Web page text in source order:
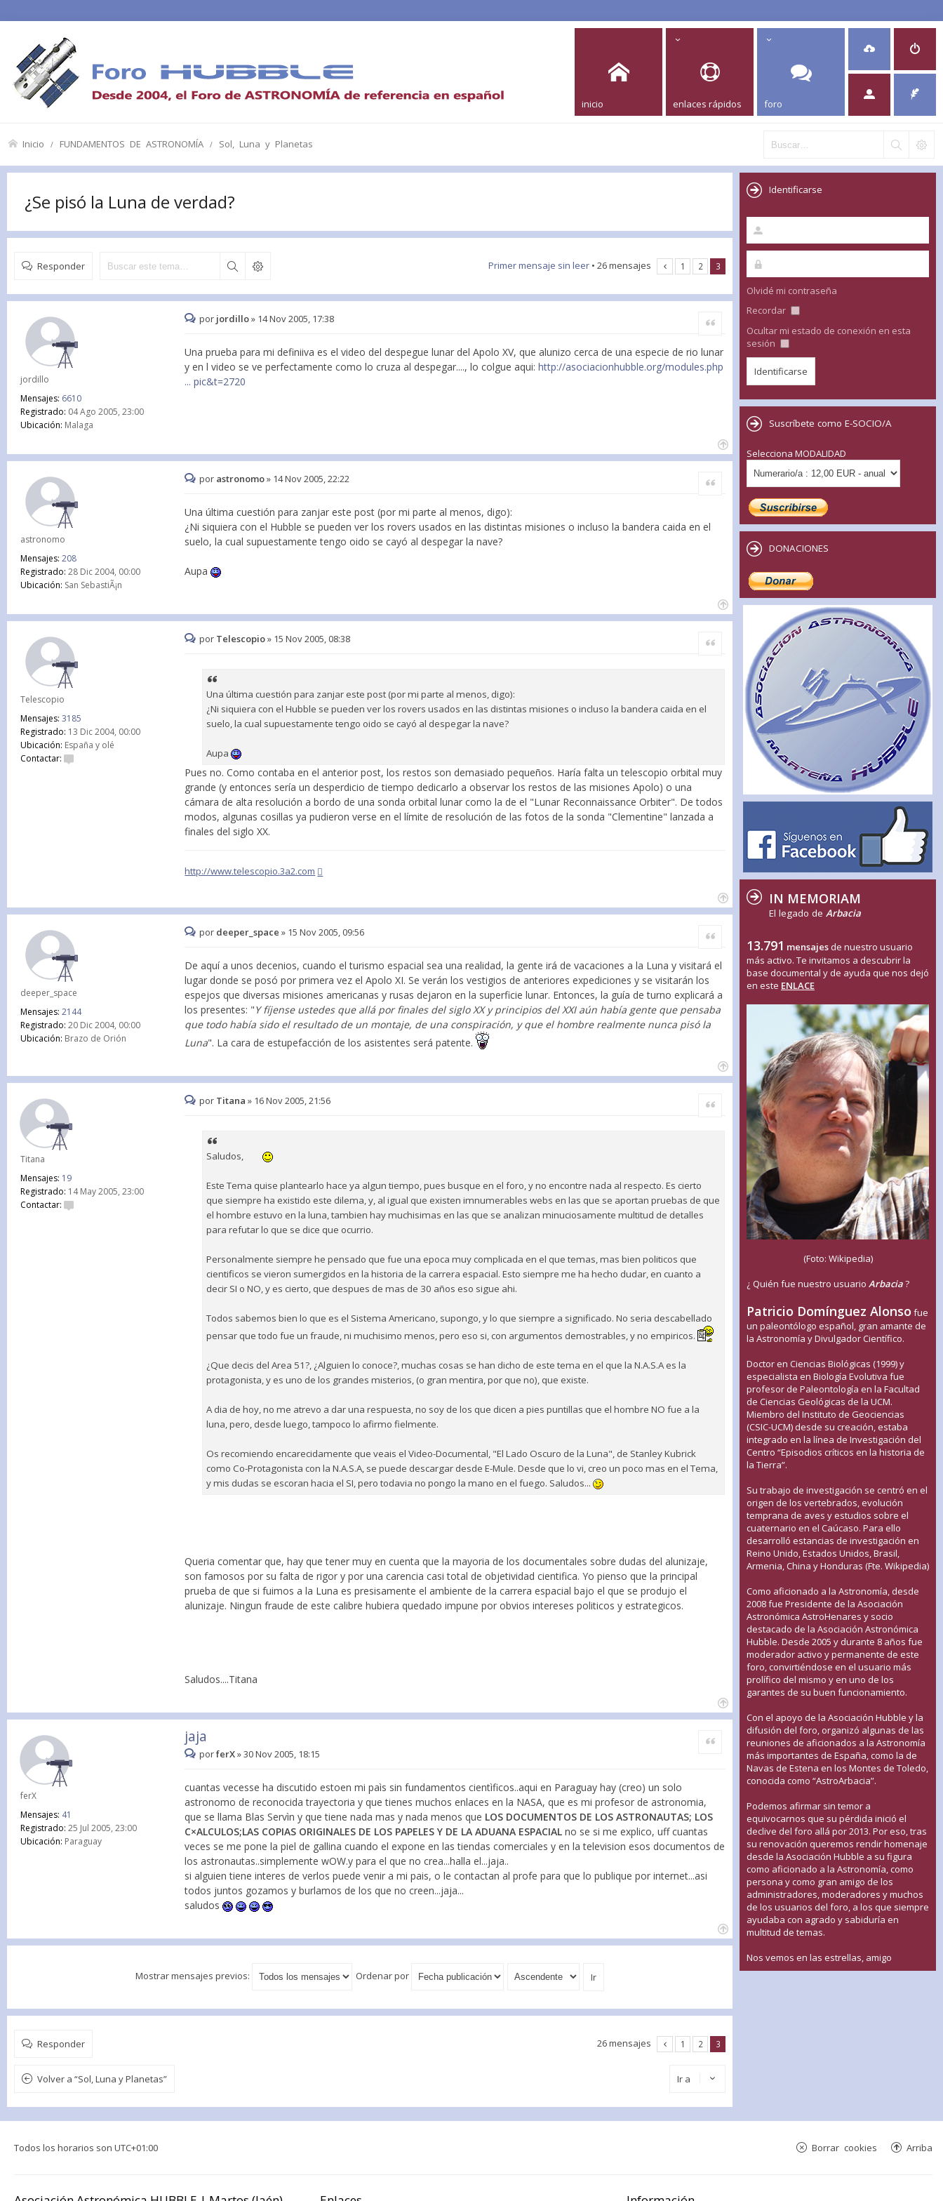
inicio enlaces rápidos foro
Inicio FUNDAMENTOS DE ASTRONOMÍA Sol, Luna y Planetas
¿Se pisó la Luna de verdad?
Responder Primer mensaje sin leer • 26 mensajes 1 2 3
jordillo
Mensajes: 6610
Registrado: 04 Ago 2005, 23:00
Ubicación: Malaga
Citar
por jordillo» 14 Nov 2005, 17:38
Una prueba para mi definiiva es el video del despegue lunar del Apolo XV, que alunizo cerca de una especie de rio lunar
y en l video se ve perfectamente como lo cruza al despegar...., lo colgue aqui:http://asociacionhubble.org/modules.php
... pic&t=2720
astronomo
Mensajes: 208
Registrado: 28 Dic 2004, 00:00
Ubicación: San SebastiÃ¡n
Citar
por astronomo» 14 Nov 2005, 22:22
Una última cuestión para zanjar este post (por mi parte al menos, digo):
¿Ni siquiera con el Hubble se pueden ver los rovers usados en las distintas misiones o incluso la bandera caida en el
suelo, la cual supuestamente tengo oido se cayó al despegar la nave?
Aupa
Telescopio
Mensajes: 3185
Registrado: 13 Dic 2004, 00:00
Ubicación: España y olé
Contactar:
Citar
por Telescopio» 15 Nov 2005, 08:38
Una última cuestión para zanjar este post (por mi parte al menos, digo):
¿Ni siquiera con el Hubble se pueden ver los rovers usados en las distintas misiones o incluso la bandera caida en el
suelo, la cual supuestamente tengo oido se cayó al despegar la nave?
Aupa
Pues no. Como contaba en el anterior post, los restos son demasiado pequeños. Haría falta un telescopio orbital muy
grande (y entonces sería un desperdicio de tiempo dedicarlo a observar los restos de las misiones Apolo) o una
cámara de alta resolución a bordo de una sonda orbital lunar como la de el "Lunar Reconnaissance Orbiter". De todos
modos, algunas cosillas ya pudieron verse en el límite de resolución de las fotos de la sonda "Clementine" lanzada a
finales del siglo XX.
http://www.telescopio.3a2.com
deeper_space
Mensajes: 2144
Registrado: 20 Dic 2004, 00:00
Ubicación: Brazo de Orión
Citar
por deeper_space » 15 Nov 2005, 09:56
De aquí a unos decenios, cuando el turismo espacial sea una realidad, la gente irá de vacaciones a la Luna y visitará el
lugar donde se posó por primera vez el Apolo XI. Se verán los vestigios de anteriores expediciones y se visitarán los
espejos que diversas misiones americanas y rusas dejaron en la superficie lunar. Entonces, la guía de turno explicará a
los presentes: "Y fíjense ustedes que allá por finales del siglo XX y principios del XXI aún había gente que pensaba
que todo había sido el resultado de un montaje, de una conspiración, y que el hombre realmente nunca pisó la
Luna". La cara de estupefacción de los asistentes será patente.
Titana
Mensajes: 19
Registrado: 14 May 2005, 23:00
Contactar:
Citar
por Titana » 16 Nov 2005, 21:56
Saludos,
Este Tema quise plantearlo hace ya algun tiempo, pues busque en el foro, y no encontre nada al respecto. Es cierto
que siempre ha existido este dilema, y, al igual que existen imnumerables webs en las que se aportan pruebas de que
el hombre estuvo en la luna, tambien hay muchisimas en las que se analizan minuciosamente multitud de detalles
para refutar lo que se dice que ocurrio.
Personalmente siempre he pensado que fue una epoca muy complicada en el que temas, mas bien politicos que
cientificos se vieron sumergidos en la historia de la carrera espacial. Esto siempre me ha hecho dudar, en cuanto a
decir SI o NO, y es cierto, que despues de mas de 30 años eso sigue ahi.
Todos sabemos bien lo que es el Sistema Americano, supongo, y lo que siempre a significado. No seria descabellado
pensar que todo fue un fraude, ni muchisimo menos, pero eso si, con argumentos demostrables, y no empiricos.
¿Que decis del Area 51?, ¿Alguien lo conoce?, muchas cosas se han dicho de este tema en el que la N.A.S.A es la
protagonista, y es uno de los grandes misterios, (o gran mentira, por que no), que existe.
A dia de hoy, no me atrevo a dar una respuesta, no soy de los que dicen a pies puntillas que el hombre NO fue a la
luna, pero, desde luego, tampoco lo afirmo fielmente.
Os recomiendo encarecidamente que veais el Video-Documental, "El Lado Oscuro de la Luna", de Stanley Kubrick
como Co-Protagonista con la N.A.S.A, se puede descargar desde E-Mule. Desde que lo vi, creo un poco mas en el Tema,
y mis dudas se escoran hacia el SI, pero todavia no pongo la mano en el fuego. Saludos...
Queria comentar que, hay que tener muy en cuenta que la mayoria de los documentales sobre dudas del alunizaje,
son famosos por su falta de rigor y por una carencia casi total de objetividad cientifica. Yo pienso que la principal
prueba de que si fuimos a la Luna es presisamente el ambiente de la carrera espacial bajo el que se produjo el
alunizaje. Ningun fraude de este calibre hubiera quedado impune por obvios intereses politicos y estrategicos.
Saludos....Titana
ferX
Mensajes: 41
Registrado: 25 Jul 2005, 23:00
Ubicación: Paraguay
jaja Citar
porferX»30 Nov 2005, 18:15
cuantas vecesse ha discutido estoen mi paìs sin fundamentos cientìficos..aqui en Paraguay hay (creo) un solo
astronomo de reconocida trayectoria y que tienes muchos enlaces en la NASA, que es mi profesor de astronomia,
que se llama Blas Servìn y que tiene nada mas y nada menos que LOS DOCUMENTOS DE LOS ASTRONAUTAS; LOS
C×ALCULOS;LAS COPIAS ORIGINALES DE LOS PAPELES Y DE LA ADUANA ESPACIAL no se si me explico, uff cuantas
veces se me pone la piel de gallina cuando el expone en las tiendas comerciales y en la television esos documentos de
los astronautas..simplemente wOW.y para el que no crea...halla el...jaja..
si alguien tiene interes de verlos puede venir a mi pais, o le contactan al profe para que lo publique por internet...asi
todos juntos gozamos y burlamos de los que no creen...jaja...
saludos
Mostrar mensajes previos: Ordenar por
Responder 26 mensajes 1 2 3
Volver a “Sol, Luna y Planetas” Ir a
Identificarse
Olvidé mi contraseña
Recordar
Ocultar mi estado de conexión en esta
sesión
Suscríbete como E-SOCIO/A
Selecciona MODALIDAD
DONACIONES
IN MEMORIAM
El legado de Arbacia
13.791 mensajes de nuestro usuario
más activo. Te invitamos a descubrir la
base documental y de ayuda que nos dejó
en este ENLACE
(Foto: Wikipedia)
¿ Quién fue nuestro usuario Arbacia?
Patricio Domínguez Alonso fue
un paleontólogo español, gran amante de
la Astronomía y Divulgador Científico.
Doctor en Ciencias Biológicas (1999) y
especialista en Biología Evolutiva fue
profesor de Paleontología en la Facultad
de Ciencias Geológicas de la UCM.
Miembro del Instituto de Geociencias
(CSIC-UCM) desde su creación, estaba
integrado en la línea de Investigación del
Centro “Episodios críticos en la historia de
la Tierra”.
Su trabajo de investigación se centró en el
origen de los vertebrados, evolución
temprana de aves y estudios sobre el
cuaternario en el Caúcaso. Para ello
desarrolló estancias de investigación en
Reino Unido, Estados Unidos, Brasil,
Armenia, China y Honduras (Fte. Wikipedia)
Como aficionado a la Astronomía, desde
2008 fue Presidente de la Asociación
Astronómica AstroHenares y socio
destacado de la Asociación Astronómica
Hubble. Desde 2005 y durante 8 años fue
moderador activo y permanente de este
foro, convirtiéndose en el usuario más
prolífico del mismo y en uno de los
garantes de su buen funcionamiento.
Con el apoyo de la Asociación Hubble y la
difusión del foro, organizó algunas de las
reuniones de aficionados a la Astronomía
más importantes de España, como la de
Navas de Estena en los Montes de Toledo,
conocida como “AstroArbacia”.
Podemos afirmar sin temor a
equivocarnos que su pérdida inició el
declive del foro allá por 2013. Por eso, tras
su renovación queremos rendir homenaje
desde la Asociación Hubble a su figura
como aficionado a la Astronomía, como
persona y como gran amigo de los
administradores, moderadores y muchos
de los usuarios del foro, a los que siempre
ayudaba con agrado y sabiduría en
multitud de temas.
Nos vemos en las estrellas, amigo
Todos los horarios son UTC+01:00 Arriba
Borrar cookies